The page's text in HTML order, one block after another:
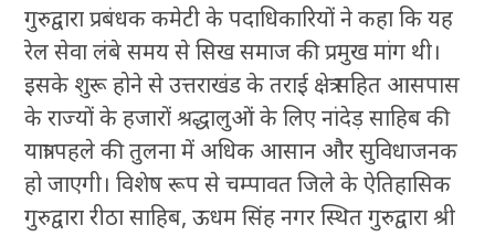
गुरुद्वारा प्रबंधक कमेटी के पदाधिकारियों ने कहा कि यह
रेल सेवा लंबे समय से सिख समाज की प्रमुख मांग थी।
इसके शुरू होने से उत्तराखंड के तराई क्षेत्र सहित आसपास
के राज्यों के हजारों श्रद्धालुओं के लिए नांदेड़ साहिब की
यात्रा पहले की तुलना में अधिक आसान और सुविधाजनक
हो जाएगी। विशेष रूप से चम्पावत जिले के ऐतिहासिक
गुरुद्वारा रीठा साहिब, ऊधम सिंह नगर स्थित गुरुद्वारा श्री